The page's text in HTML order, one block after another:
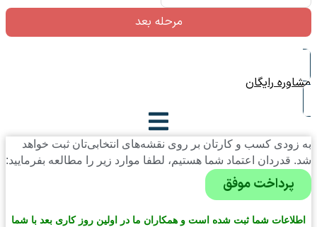
مشاوره رایگان
به زودی کسب و کارتان بر روی نقشه‌های انتخابی‌تان ثبت خواهد
شد. قدردان اعتماد شما هستیم، لطفا موارد زیر را مطالعه بفرمایید:
پرداخت موفق
اطلاعات شما ثبت شده است و همکاران ما در اولین روز کاری بعد با شما